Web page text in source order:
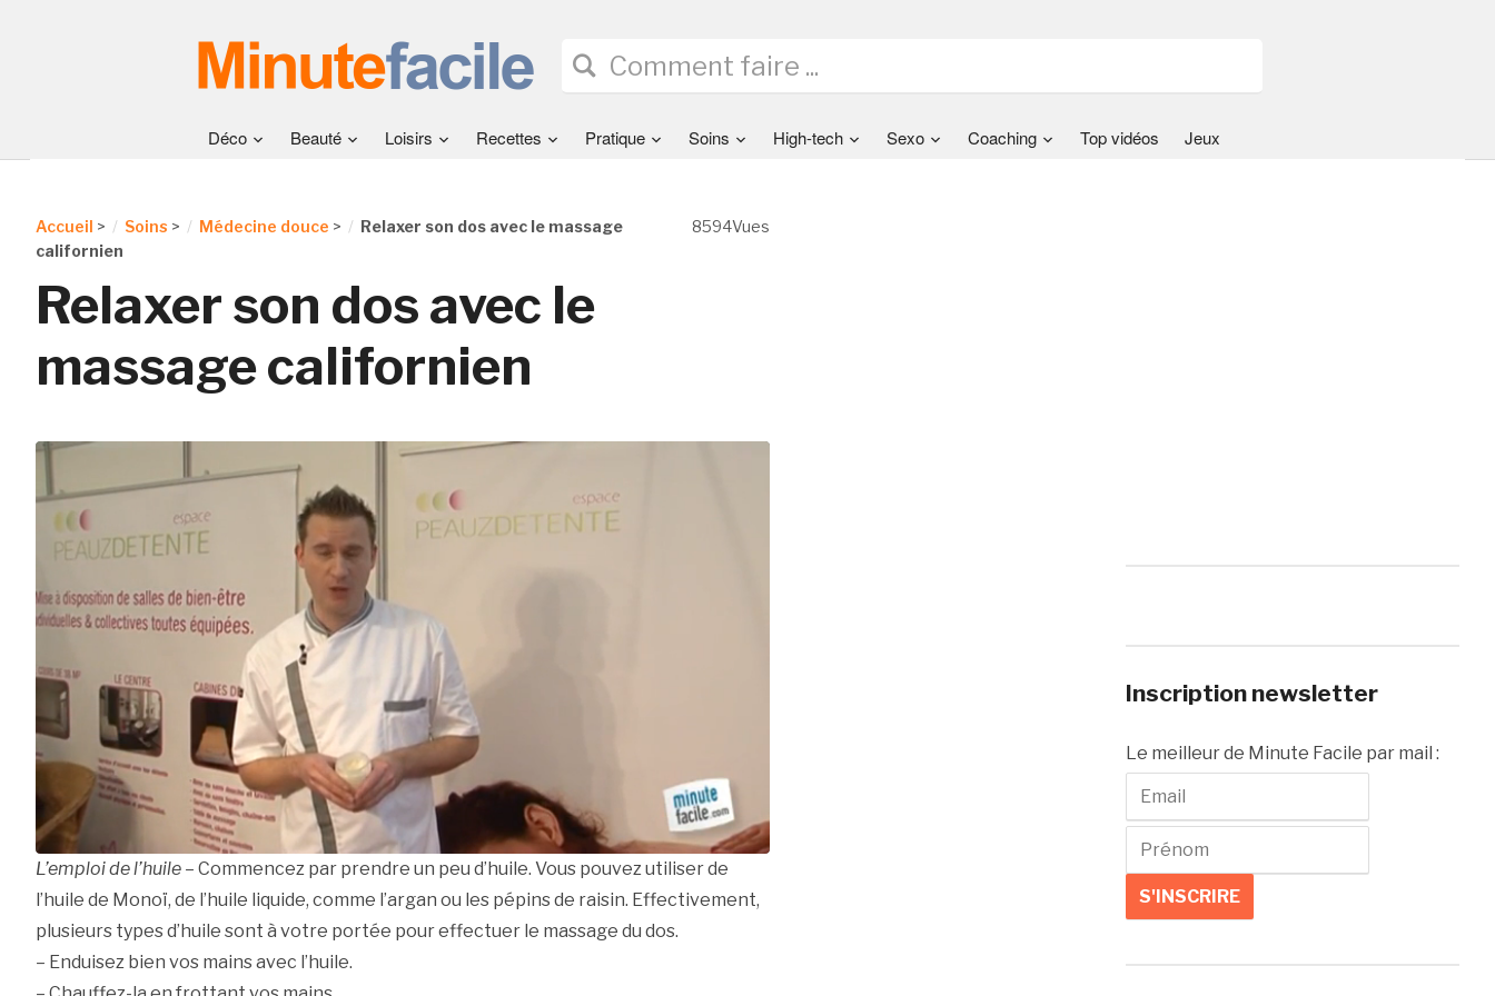
Déco Beauté Loisirs Recettes Pratique Soins High-tech Sexo Coaching Top vidéos Jeux
8594Vues
Accueil > Soins > Médecine douce >
Relaxer son dos avec le massage
californien
Relaxer son dos avec le
massage californien
L’emploi de l’huile– Commencez par prendre un peu d’huile. Vous pouvez utiliser de
l’huile de Monoï, de l’huile liquide, comme l’argan ou les pépins de raisin. Effectivement,
plusieurs types d’huile sont à votre portée pour effectuer le massage du dos.
– Enduisez bien vos mains avec l’huile.
Inscription newsletter
Le meilleur de Minute Facile par mail :